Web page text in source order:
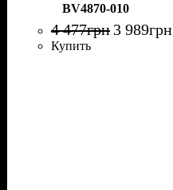
BV4870-010
4 477грн 3 989грн
Купить